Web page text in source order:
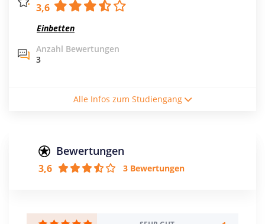
3,6
Einbetten
Anzahl Bewertungen
3
Vollzeitstudium
Creditpoints
10 Semester
Alle Infos zum Studiengang
Bewertungen
3,6 3 Bewertungen